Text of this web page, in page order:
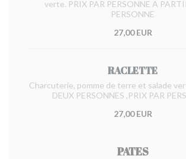
verte. PRIX PAR PERSONNE A
PERSONNE
27,00 EUR
RACLETTE
Charcuterie, pomme de terre et salade
DEUX PERSONNES ,PRIX PAR
27,00 EUR
PATES